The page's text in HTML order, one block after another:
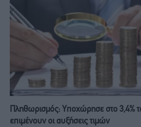
Πληθωρισμός: Υποχώρησε στο 3,4%
επιμένουν οι αυξήσεις τιμών